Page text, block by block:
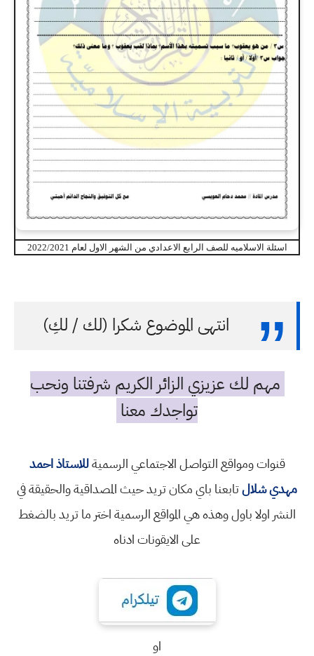
اسئلة الاسلاميه للصف الرابع الاعدادي من الشهر الاول لعام 2022/2021
انتهى الموضوع شكرا (لك / لكِ)
مهم لك عزيزي الزائر الكريم شرفتنا ونحب
تواجدك معنا
قنوات ومواقع التواصل الاجتماعي الرسميةللاستاذ احمد
مهدي شلالتابعنا باي مكان تريد حيث المصداقية والحقيقة في
النشر اولا باول وهذه هي المواقع الرسمية اختر ما تريد بالضغط
على الايقونات ادناه
او